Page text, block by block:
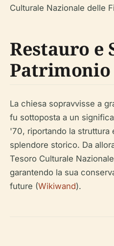
Culturale Nazionale delle
Restauro e
Patrimonio
La chiesa sopravvisse a
fu sottoposta a un
'70, riportando la struttura
splendore storico. Da
Tesoro Culturale
garantendo la sua
future (Wikiwand).